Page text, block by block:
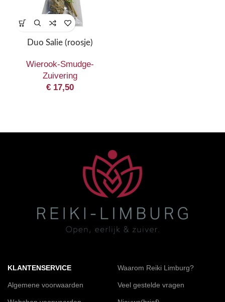
Duo Salie (roosje)
Wierook-Smudge-
Zuivering
€ 17,50
KLANTENSERVICE
Algemene voorwaarden
Waarom Reiki Limburg?
Veel gestelde vragen